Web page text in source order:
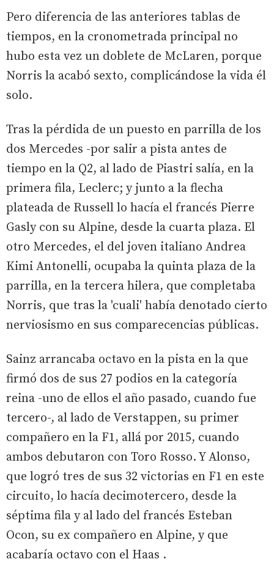
Pero diferencia de las anteriores tablas de
tiempos, en la cronometrada principal no
hubo esta vez un doblete de McLaren, porque
Norris la acabó sexto, complicándose la vida él
solo.
Tras la pérdida de un puesto en parrilla de los
dos Mercedes -por salir a pista antes de
tiempo en la Q2, al lado de Piastri salía, en la
primera fila, Leclerc; y junto a la flecha
plateada de Russell lo hacía el francés Pierre
Gasly con su Alpine, desde la cuarta plaza. El
otro Mercedes, el del joven italiano Andrea
Kimi Antonelli, ocupaba la quinta plaza de la
parrilla, en la tercera hilera, que completaba
Norris, que tras la 'cuali' había denotado cierto
nerviosismo en sus comparecencias públicas.
Sainz arrancaba octavo en la pista en la que
firmó dos de sus 27 podios en la categoría
reina -uno de ellos el año pasado, cuando fue
tercero-, al lado de Verstappen, su primer
compañero en la F1, allá por 2015, cuando
ambos debutaron con Toro Rosso. Y Alonso,
que logró tres de sus 32 victorias en F1 en este
circuito, lo hacía decimotercero, desde la
séptima fila y al lado del francés Esteban
Ocon, su ex compañero en Alpine, y que
acabaría octavo con el Haas .